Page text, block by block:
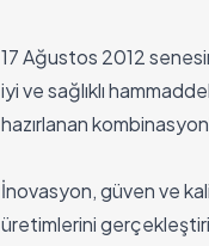
17 Ağustos 2012
iyi ve sağlıklı
hazırlanan
İnovasyon, güven ve
üretimlerini